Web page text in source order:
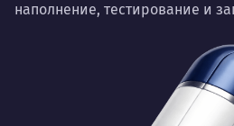
наполнение, тестирование и